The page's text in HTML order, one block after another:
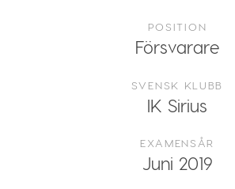
POSITION
Försvarare
SVENSK KLUBB
IK Sirius
EXAMENSÅR
Juni 2019